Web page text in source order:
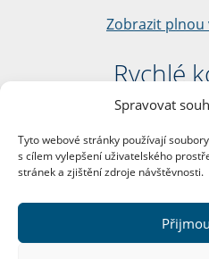
Spravovat
Tyto webové stránky používají
s cílem vylepšení uživatelského
stránek a zjištění zdroje návštěvnosti.
Zobrazit plnou
Rychlé
nám. Jana
116 38
DIČ:
Další